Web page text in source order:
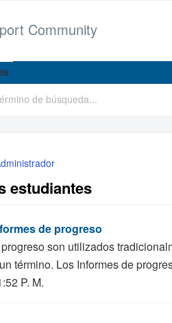
Community
estudiantes
de progreso
son utilizados
término. Los Informes de
P. M.